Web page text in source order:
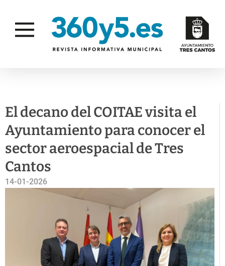
El decano del COITAE visita el
Ayuntamiento para conocer el
sector aeroespacial de Tres
Cantos
14-01-2026